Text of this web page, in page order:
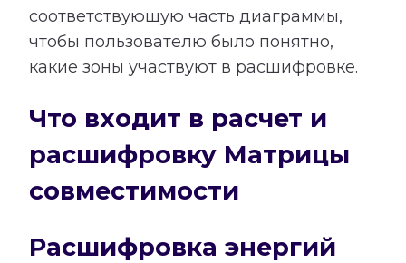
соответствующую часть диаграммы,
чтобы пользователю было понятно,
какие зоны участвуют в расшифровке.
Что входит в расчет и
расшифровку Матрицы
совместимости
Расшифровка энергий